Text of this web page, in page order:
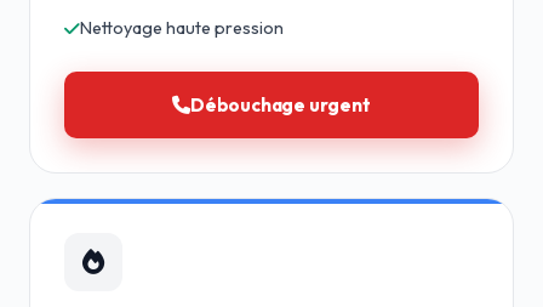
Nettoyage haute pression
Débouchage urgent